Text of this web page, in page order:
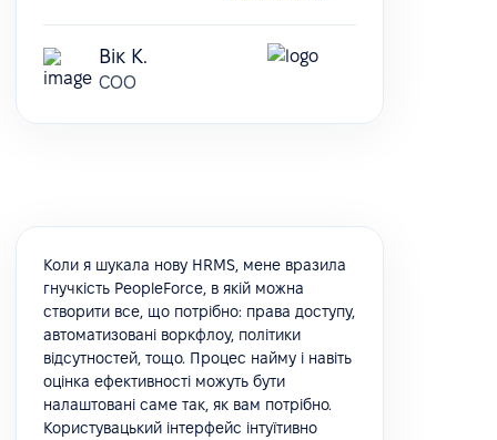
Вік К.
COO
Коли я шукала нову HRMS, мене вразила
гнучкість PeopleForce, в якій можна
створити все, що потрібно: права доступу,
автоматизовані воркфлоу, політики
відсутностей, тощо. Процес найму і навіть
оцінка ефективності можуть бути
налаштовані саме так, як вам потрібно.
Користувацький інтерфейс інтуїтивно